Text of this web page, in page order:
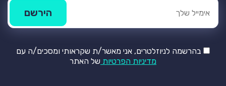
בהרשמה לניוזלטרים, אני מאשר/ת שקראותי ומסכים/ה עם
מדיניות הפרטיות של האתר